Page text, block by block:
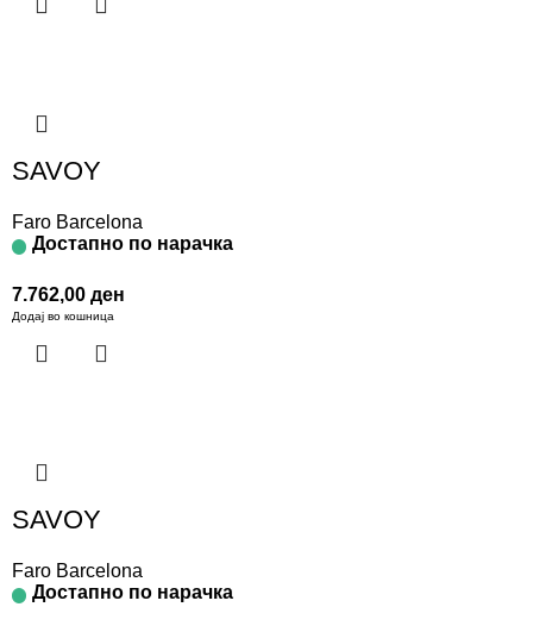
SAVOY
Faro Barcelona
Достапно по нарачка
7.762,00 ден
Додај во кошница
SAVOY
Faro Barcelona
Достапно по нарачка